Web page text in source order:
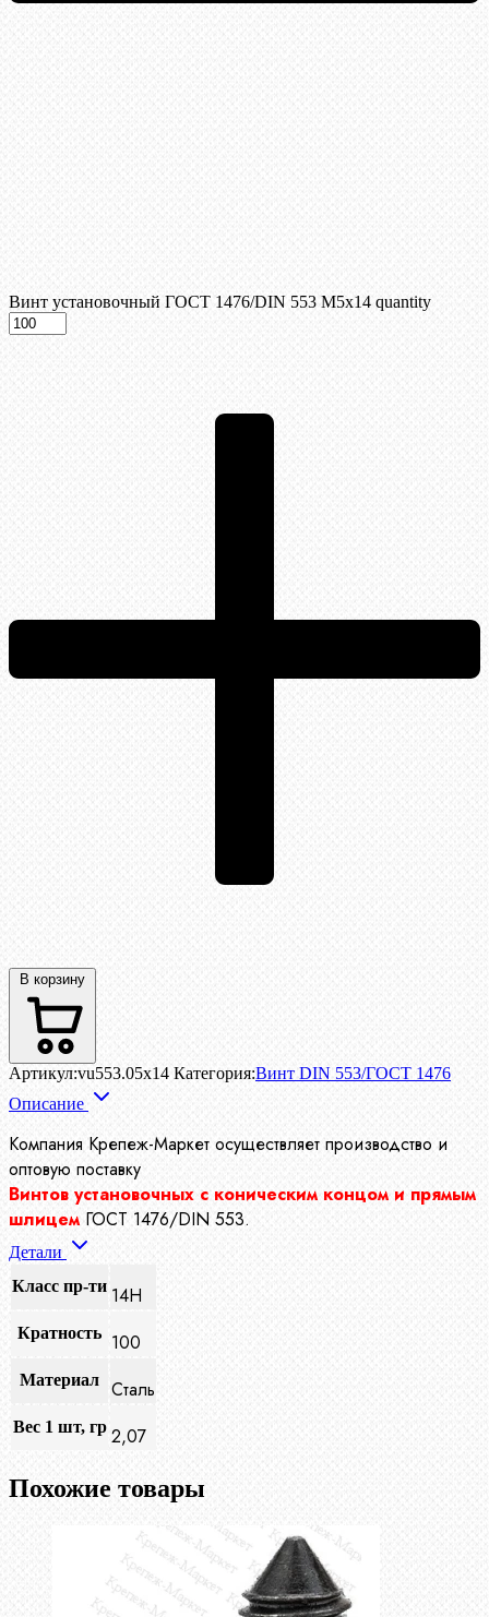
Винт установочный ГОСТ 1476/DIN 553 М5x14 quantity
В корзину
Артикул:vu553.05x14 Категория:Винт DIN 553/ГОСТ 1476
Описание
Компания Крепеж-Маркет осуществляет производство и
оптовую поставку
Винтов установочных с коническим концом и прямым
шлицем ГОСТ 1476/DIN 553.
Детали
Класс пр-ти 14Н
Кратность 100
Материал Сталь
Вес 1 шт, гр 2,07
Похожие товары